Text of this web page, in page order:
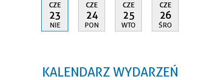
CZE
23
NIE
CZE
24
PON
CZE
25
WTO
CZE
26
ŚRO
KALENDARZ WYDARZEŃ